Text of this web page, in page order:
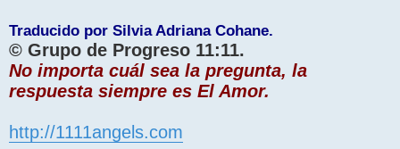
Traducido por Silvia Adriana Cohane.
© Grupo de Progreso 11:11.
No importa cuál sea la pregunta, la
respuesta siempre es El Amor.
http://1111angels.com